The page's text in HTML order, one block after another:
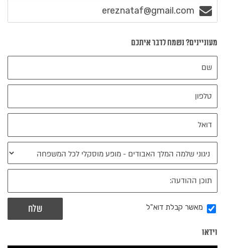
ereznataf@gmail.com
מעוניינים? נשמח לדבר איתכם
מאשר קבלת דוא"ל
וידאו